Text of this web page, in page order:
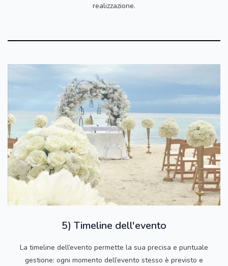
realizzazione.
5) Timeline dell'evento
La timeline dell’evento permette la sua precisa e puntuale
gestione: ogni momento dell’evento stesso è previsto e